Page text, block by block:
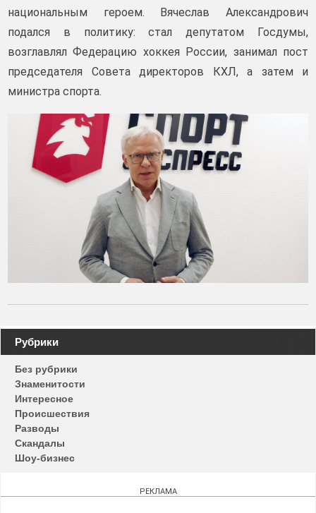
национальным героем. Вячеслав Александрович
подался в политику: стал депутатом Госдумы,
возглавлял Федерацию хоккея России, занимал пост
председателя Совета директоров КХЛ, а затем и
министра спорта.
Навигация
по
записям
Рубрики
Без рубрики
Знаменитости
Интересное
Происшествия
Разводы
Скандалы
Шоу-бизнес
РЕКЛАМА